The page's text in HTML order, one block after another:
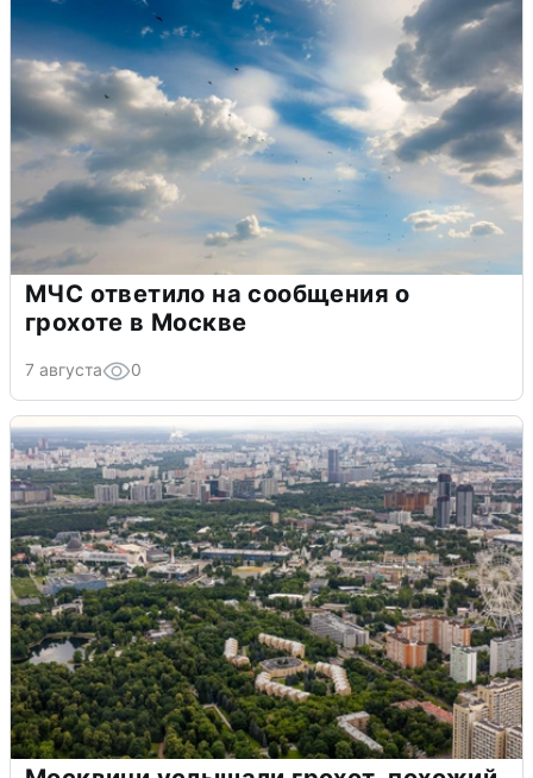
МЧС ответило на сообщения о
грохоте в Москве
7 августа 0